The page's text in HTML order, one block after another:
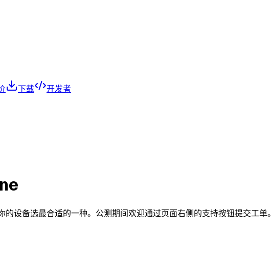
下载 开发者
设备选最合适的一种。公测期间欢迎通过页面右侧的支持按钮提交工单。